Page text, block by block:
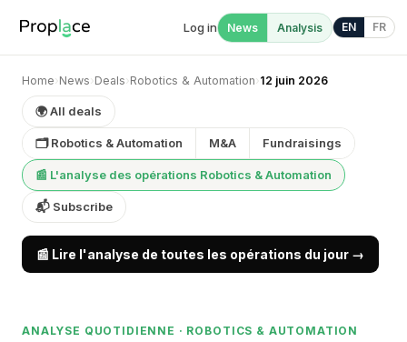
Log in News Analysis EN FR
Home› News› Deals› Robotics & Automation› 12 juin 2026
🌍 All deals
🗂 Robotics & Automation M&A Fundraisings
📰 L'analyse des opérations Robotics & Automation
📬 Subscribe
📰 Lire l'analyse de toutes les opérations du jour →
ANALYSE QUOTIDIENNE · ROBOTICS & AUTOMATION